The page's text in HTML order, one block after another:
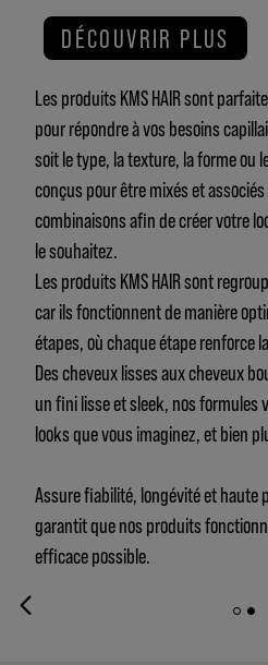
DÉCOUVRIR PLUS
Les produits KMS HAIR sont
pour répondre à vos besoins
soit le type, la texture, la forme ou
conçus pour être mixés et
combinaisons afin de créer votre
le souhaitez.
Les produits KMS HAIR sont
car ils fonctionnent de manière
étapes, où chaque étape renforce
Des cheveux lisses aux cheveux
un fini lisse et sleek, nos formules
looks que vous imaginez, et bien
Assure fiabilité, longévité et haute
garantit que nos produits
efficace possible.